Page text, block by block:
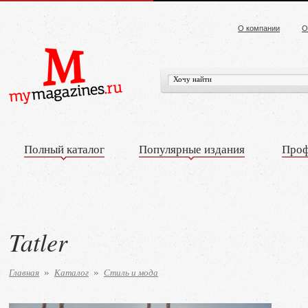
О компании
Полный каталог Популярные издания
Tatler
Главная » Каталог » Стиль и мода